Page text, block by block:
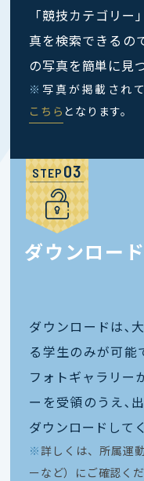
「競技カテゴリ
真を検索できるの
の写真を簡単に見
※ 写真が掲載され
こちら となります。
STEP
ダウンロー
ダウンロードは､
る学生のみが可能
フォトギャラリー
ーを受領のうえ､
ダウンロードして
※ 詳しくは、所属運
ーなど）にご確認くだ